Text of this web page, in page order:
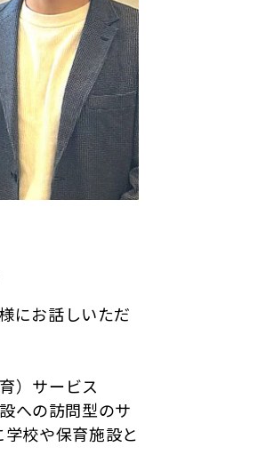
にお話しいただ
）サービス
への訪問型のサ
校や保育施設と